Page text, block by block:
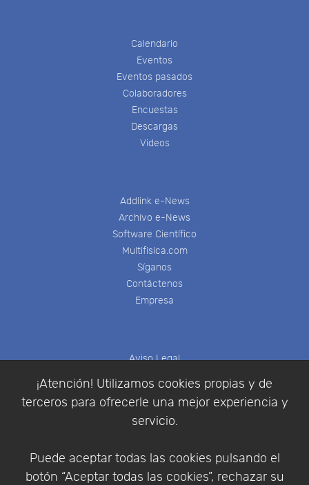
¡Atención! Utilizamos cookies propias y de
terceros para ofrecerle una mejor experiencia y
servicio.
Puede aceptar todas las cookies pulsando el
botón “Aceptar todas las cookies”, rechazar su
Calendario
Eventos
Eventos pasados
Colaboradores
Encuestas
Descargas
Videos
Addlink e-News
Archivo e-News
Software Científico
Multifisica.com
Síganos
Contáctenos
Empresa
Aviso Legal
Política de Privacidad
Condiciones de compra
Identificarse